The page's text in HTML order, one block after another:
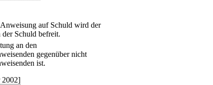
auf Schuld wird der
Schuld befreit.
an den
gegenüber nicht
ist.
2002]